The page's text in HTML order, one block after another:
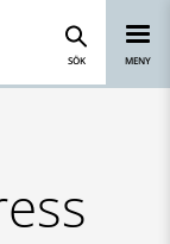
SÖK MENY